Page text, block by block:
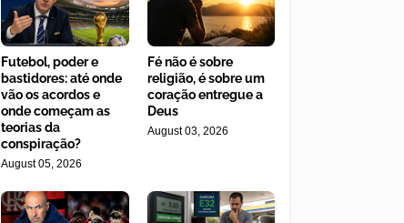
Futebol, poder e
bastidores: até onde
vão os acordos e
onde começam as
teorias da
conspiração?
August 05, 2026
Fé não é sobre
religião, é sobre um
coração entregue a
Deus
August 03, 2026